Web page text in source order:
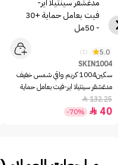
5.0
(1)
SKIN1004
سكين1004 كريم واقي شمس خفيف
مدغشقر سينتيلا اير-فيت بعامل حماية
+30 - 50مل
132.25

40

-70%